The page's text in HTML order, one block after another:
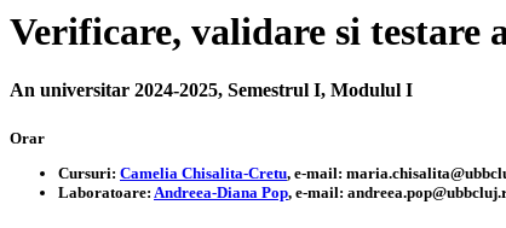
Verificare, validare si testare
An universitar 2024-2025, Semestrul I, Modulul I
Orar
Cursuri: Camelia Chisalita-Cretu, e-mail:
Laboratoare: Andreea-Diana Pop, e-mail: